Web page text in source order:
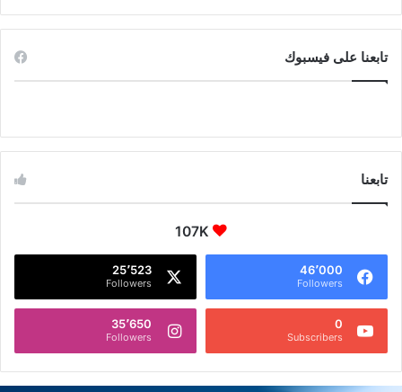
تابعنا على فيسبوك
تابعنا
107K
46٬000
Followers
25٬523
Followers
0
Subscribers
35٬650
Followers